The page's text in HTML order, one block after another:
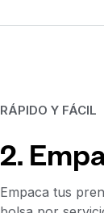
RÁPIDO Y FÁCIL
2.
Empaca tus